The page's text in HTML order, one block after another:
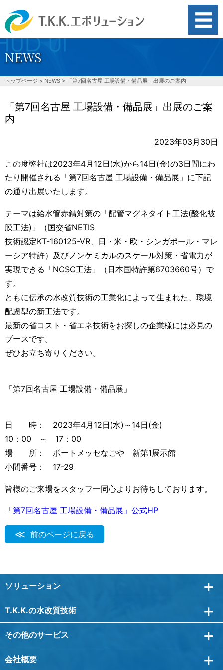
水道管劣化対策
スケール対策
洗浄力向上
NEWS
トップページ > NEWS > 「第7回名古屋 工場設備・備品展」出展のご案内
「第7回名古屋 工場設備・備品展」出展のご案
内
2023年03月30日
この度弊社は2023年4月12日(水)から14日(金)の3日間にわ
たり開催される「第7回名古屋 工場設備・備品展」に下記
の通り出展いたします。
テーマは給水管赤錆対策の「配管マグネタイト工法(酸化被
膜工法)」（国交省NETIS
技術認定KT-160125-VR、日・米・欧・シンガポール・マレ
ーシア特許）及びノンケミカルのスケール対策・省電力が
実現できる「NCSC工法」（日本国特許第6703660号）で
す。
ともに伝承の水改質技術の工業化によって生まれた、環境
配慮型の新工法です。
最新の省コスト・省エネ技術をお探しの企業様には必見の
ブースです。
ぜひお立ち寄りください。
「第7回名古屋 工場設備・備品展」
日 時： 2023年4月12日(水)～14日(金)
10：00 ～ 17：00
場 所： ポートメッセなごや 新第1展示館
小間番号： 17-29
皆様のご来場をスタッフ一同心よりお待ちしております。
「第7回名古屋 工場設備・備品展」公式HP
前のページに戻る
ソリューション
T.K.K.の水改質技術
その他のサービス
会社概要